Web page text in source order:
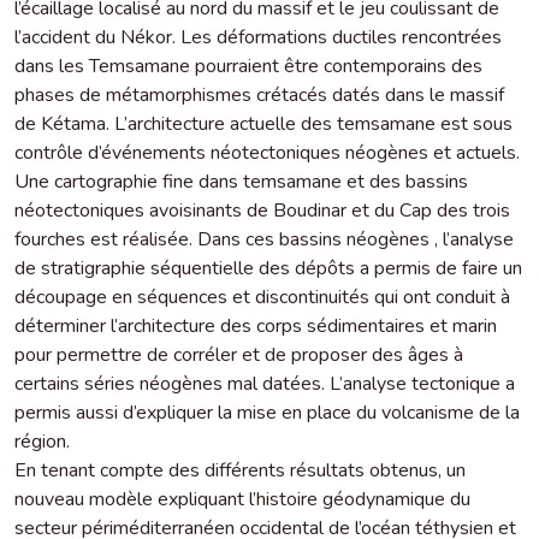
l’écaillage localisé au nord du massif et le jeu coulissant de
l’accident du Nékor. Les déformations ductiles rencontrées
dans les Temsamane pourraient être contemporains des
phases de métamorphismes crétacés datés dans le massif
de Kétama. L’architecture actuelle des temsamane est sous
contrôle d’événements néotectoniques néogènes et actuels.
Une cartographie fine dans temsamane et des bassins
néotectoniques avoisinants de Boudinar et du Cap des trois
fourches est réalisée. Dans ces bassins néogènes , l’analyse
de stratigraphie séquentielle des dépôts a permis de faire un
découpage en séquences et discontinuités qui ont conduit à
déterminer l’architecture des corps sédimentaires et marin
pour permettre de corréler et de proposer des âges à
certains séries néogènes mal datées. L’analyse tectonique a
permis aussi d’expliquer la mise en place du volcanisme de la
région.
En tenant compte des différents résultats obtenus, un
nouveau modèle expliquant l’histoire géodynamique du
secteur périméditerranéen occidental de l’océan téthysien et